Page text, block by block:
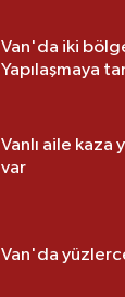
Van'da iki
Yapılaşmaya
Vanlı aile kaza
var
Van'da